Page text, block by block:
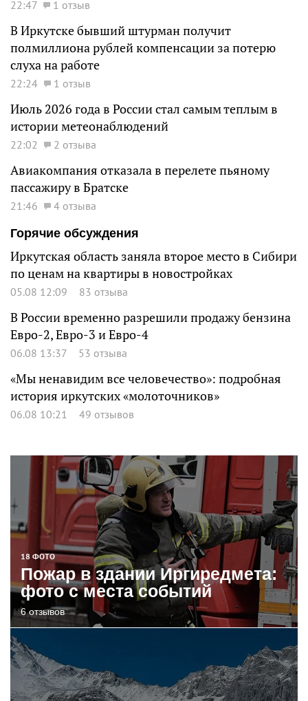
22:47 1 отзыв
В Иркутске бывший штурман получит
полмиллиона рублей компенсации за потерю
слуха на работе
22:24 1 отзыв
Июль 2026 года в России стал самым теплым в
истории метеонаблюдений
22:02 2 отзыва
Авиакомпания отказала в перелете пьяному
пассажиру в Братске
21:46
4 отзыва
Горячие обсуждения
Иркутская область заняла второе место в Сибири
по ценам на квартиры в новостройках
05.08 12:09 83 отзыва
В России временно разрешили продажу бензина
Евро-2, Евро-3 и Евро-4
06.08 13:37 53 отзыва
«Мы ненавидим все человечество»: подробная
история иркутских «молоточников»
06.08 10:21 49 отзывов
18 ФОТО
Пожар в здании Иргиредмета:
фото с места событий
6 отзывов